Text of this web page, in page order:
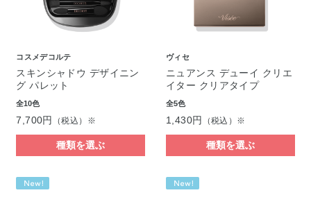
コスメデコルテ
スキンシャドウ デザイニン
グ パレット
全10色
7,700円 （税込）※
種類を選ぶ
ヴィセ
ニュアンス デューイ クリエ
イター クリアタイプ
全5色
1,430円 （税込）※
種類を選ぶ